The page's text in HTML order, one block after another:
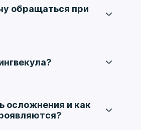
и не вызывает
врач может
обращаться при
наблюдения или
оно начинает вызывать
Клиническое значение
осложнения и как